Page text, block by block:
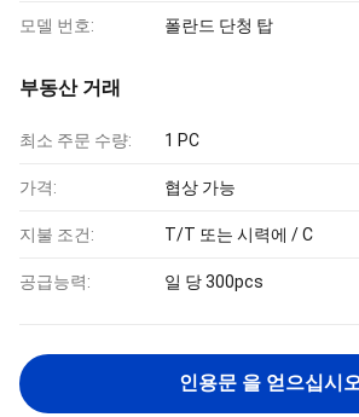
모델 번호: 폴란드 단청 탑
부동산 거래
최소 주문 수량: 1 PC
가격: 협상 가능
지불 조건: T/T 또는 시력에 / C
공급능력: 일 당 300pcs
인용문 을 얻으십시